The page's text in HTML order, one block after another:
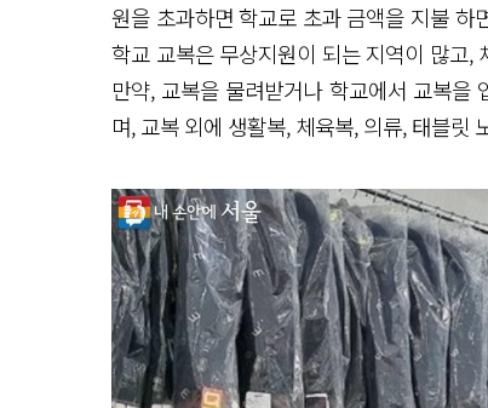
원을 초과하면 학교로 초과 금액을 지불 하
학교 교복은 무상지원이 되는 지역이 많고,
만약, 교복을 물려받거나 학교에서 교복을
며, 교복 외에 생활복, 체육복, 의류, 태블릿